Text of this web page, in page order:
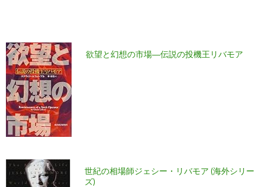
欲望と幻想の市場―伝説の投機王リバモア
世紀の相場師ジェシー・リバモア (海外シリー
ズ)